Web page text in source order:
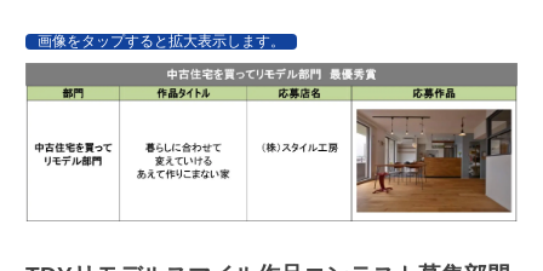
画像をタップすると拡大表示します。